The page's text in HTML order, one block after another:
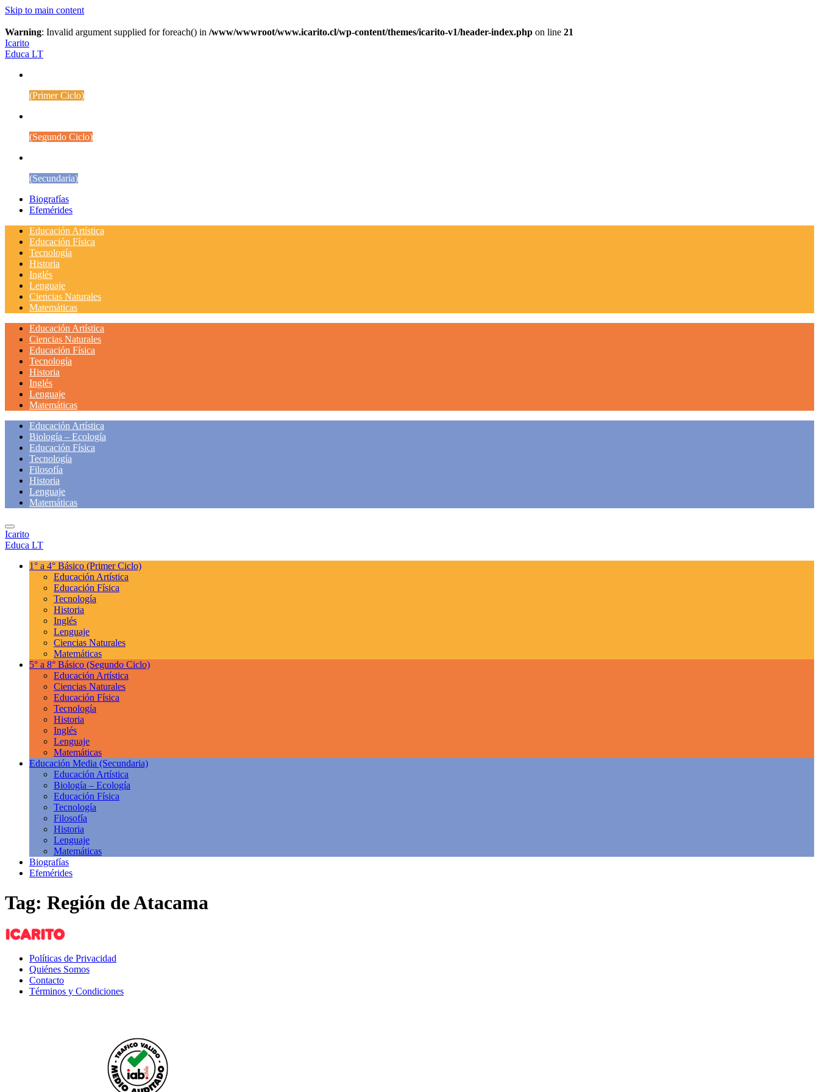
Skip to main content
Warning: Invalid argument supplied for foreach() in /www/wwwroot/www.icarito.cl/wp-content/themes/icarito-v1/header-index.php on line 21
Icarito
Educa LT
(Primer Ciclo)
(Segundo Ciclo)
(Secundaria)
Biografías
Efemérides
Educación Artística
Educación Física
Tecnología
Historia
Inglés
Lenguaje
Ciencias Naturales
Matemáticas
Educación Artística
Ciencias Naturales
Educación Física
Tecnología
Historia
Inglés
Lenguaje
Matemáticas
Educación Artística
Biología – Ecología
Educación Física
Tecnología
Filosofía
Historia
Lenguaje
Matemáticas
Icarito
Educa LT
1° a 4° Básico (Primer Ciclo)
Educación Artística
Educación Física
Tecnología
Historia
Inglés
Lenguaje
Ciencias Naturales
Matemáticas
5° a 8° Básico (Segundo Ciclo)
Educación Artística
Ciencias Naturales
Educación Física
Tecnología
Historia
Inglés
Lenguaje
Matemáticas
Educación Media (Secundaria)
Educación Artística
Biología – Ecología
Educación Física
Tecnología
Filosofía
Historia
Lenguaje
Matemáticas
Biografías
Efemérides
Tag: Región de Atacama
Políticas de Privacidad
Quiénes Somos
Contacto
Términos y Condiciones